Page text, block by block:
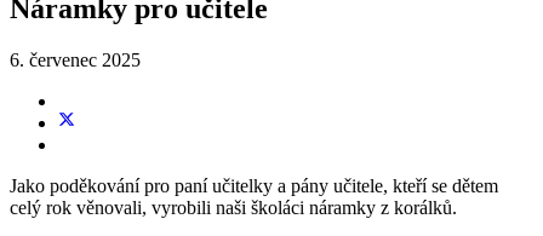
Náramky pro učitele
6. červenec 2025
Jako poděkování pro paní učitelky a pány učitele, kteří se dětem
celý rok věnovali, vyrobili naši školáci náramky z korálků.